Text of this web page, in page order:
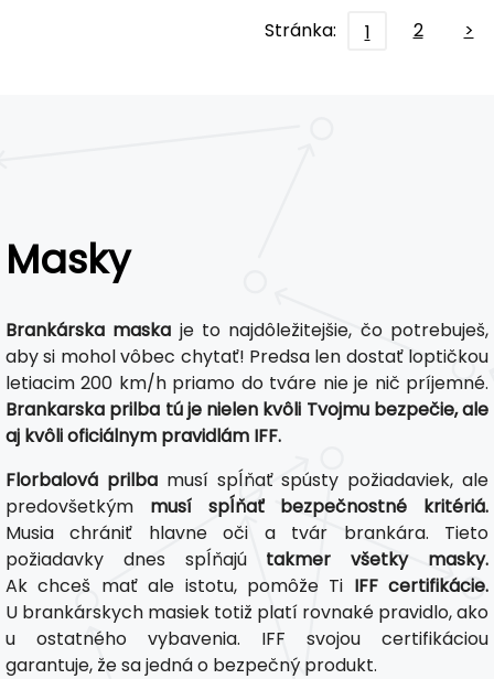
Stránka: 1 2 >
Masky
Brankárska maska je to najdôležitejšie, čo potrebuješ,
aby si mohol vôbec chytať! Predsa len dostať loptičkou
letiacim 200 km/h priamo do tváre nie je nič príjemné.
Brankarska prilba tú je nielen kvôli Tvojmu bezpečie, ale
aj kvôli oficiálnym pravidlám IFF.
Florbalová prilbamusí spĺňať spústy požiadaviek, ale
predovšetkým musí spĺňať bezpečnostné kritériá.
Musia chrániť hlavne oči a tvár brankára. Tieto
požiadavky dnes spĺňajú takmer všetky masky.
Ak chceš mať ale istotu, pomôže Ti IFF certifikácie.
U brankárskych masiek totiž platí rovnaké pravidlo, ako
u ostatného vybavenia. IFF svojou certifikáciou
garantuje, že sa jedná o bezpečný produkt.